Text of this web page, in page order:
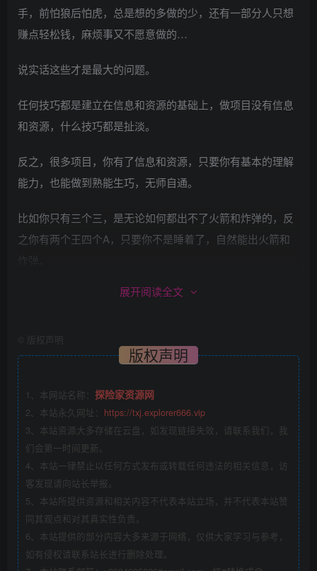
手，前怕狼后怕虎，总是想的多做的少，还有一部分人只想
赚点轻松钱，麻烦事又不愿意做的…
说实话这些才是最大的问题。
任何技巧都是建立在信息和资源的基础上，做项目没有信息
和资源，什么技巧都是扯淡。
反之，很多项目，你有了信息和资源，只要你有基本的理解
能力，也能做到熟能生巧，无师自通。
比如你只有三个三，是无论如何都出不了火箭和炸弹的，反
之你有两个王四个A，只要你不是睡着了，自然能出火箭和
但很多韭菜，非常善于自嗨，特别喜欢在没信息和资源的情
做项目这件事，没办法急于求成，在什么阶段就做什么事，
这才是最适合你的，不要眼高手低。
还有几个月就又到年底了！最近一直有人找我推荐项目，问
我在做什么项目，有没有什么好的项目可以做？
我做什么项目，你不是都可以看到么！这还用问！
问题是我能做，我愿意做，你不一定能做，也不一定愿意
做，更不一定有时间做。
不知道你有没有听过这么一句话：“那些一见面就问你谋生方
展开阅读全文
版权声明
版权声明
1、本网站名称： 探险家资源网
2、本站永久网址： https://txj.explorer666.vip
3、本站资源大多存储在云盘，如发现链接失效，请联系我们，我
们会第一时间更新。
4、本站一律禁止以任何方式发布或转载任何违法的相关信息，访
客发现请向站长举报。
5、本站所提供资源和相关内容不代表本站立场，并不代表本站赞
同其观点和对其真实性负责。
6、本站提供的部分内容大多来源于网络，仅供大家学习与参考，
如有侵权请联系站长进行删除处理。